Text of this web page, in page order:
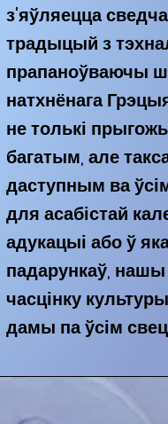
з'яўляецца
традыцый з
прапаноўваючы
натхнёнага
не толькі
багатым, але
даступным ва
для асабістай
адукацыі або ў
падарункаў,
часцінку
дамы па ўсім